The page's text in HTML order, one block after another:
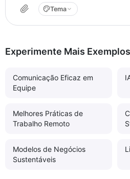
Tema
Experimente Mais Exemplos
Comunicação Eficaz em
Equipe
Melhores Práticas de
Trabalho Remoto
Modelos de Negócios
Sustentáveis